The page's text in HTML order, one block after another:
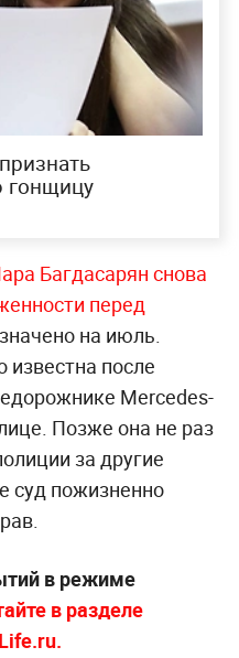
гонщицу
Багдасарян снова
перед
на июль.
известна после
Mercedes-
Позже она не раз
за другие
суд пожизненно
в режиме
в разделе